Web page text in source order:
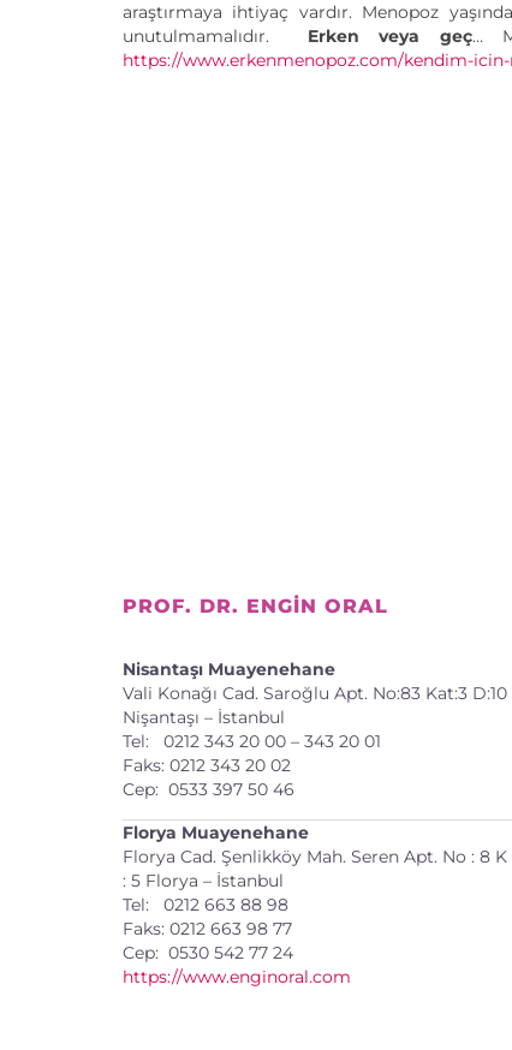
araştırmaya ihtiyaç vardır. Menopoz
unutulmamalıdır. Erken veya geç…
https://www.erkenmenopoz.com/kendim-
PROF. DR. ENGIN ORAL
Nisantaşı Muayenehane
Vali Konağı Cad. Saroğlu Apt. No:83 Kat:3 D:10
Nişantaşı – İstanbul
Tel: 0212 343 20 00 – 343 20 01
Faks: 0212 343 20 02
Cep: 0533 397 50 46
Florya Muayenehane
Florya Cad. Şenlikköy Mah. Seren Apt. No : 8 K
: 5 Florya – İstanbul
Tel: 0212 663 88 98
Faks: 0212 663 98 77
Cep: 0530 542 77 24
https://www.enginoral.com